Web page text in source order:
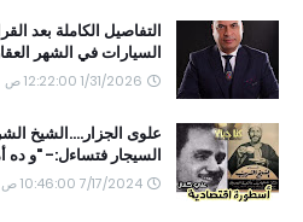
التفاصيل الكاملة بعد
السيارات في الشهر
1/31/2026 12:22:00 ص
علوى الجزار....الشيخ
السيجار فتساءل:- "و ده
7/17/2024 10:46:00 ص